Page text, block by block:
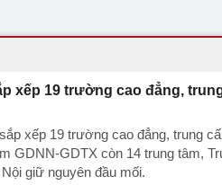
xếp 19 trường cao đẳng,
xếp 19 trường cao đẳng, trung
GDNN-GDTX còn 14 trung tâm,
giữ nguyên đầu mối.